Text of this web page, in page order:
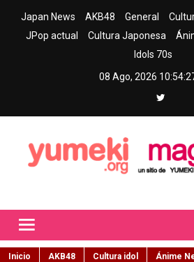
Japan News AKB48 General
JPop actual
Cultura Japonesa
Idols 70s
08 Ago, 2026
Inicio AKB48 Cultura idol Ánime